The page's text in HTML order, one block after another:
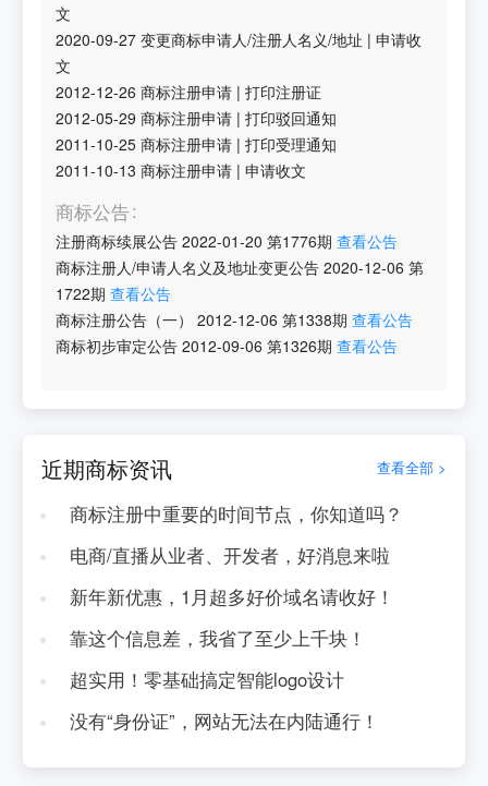
文
2020-09-27 变更商标申请人/注册人名义/地址 |申请收
文
2012-12-26 商标注册申请 |打印注册证
2012-05-29 商标注册申请 |打印驳回通知
2011-10-25 商标注册申请 |打印受理通知
2011-10-13 商标注册申请 |申请收文
商标公告
注册商标续展公告 2022-01-20 第1776期 查看公告
商标注册人/申请人名义及地址变更公告 2020-12-06 第
1722期 查看公告
商标注册公告（一）
2012-12-06 第1338期 查看公告
商标初步审定公告 2012-09-06 第1326期 查看公告
近期商标资讯 查看全部 >
商标注册中重要的时间节点，你知道吗？
电商/直播从业者、开发者，好消息来啦
新年新优惠，1月超多好价域名请收好！
靠这个信息差，我省了至少上千块！
超实用！零基础搞定智能logo设计
没有“身份证”，网站无法在内陆通行！